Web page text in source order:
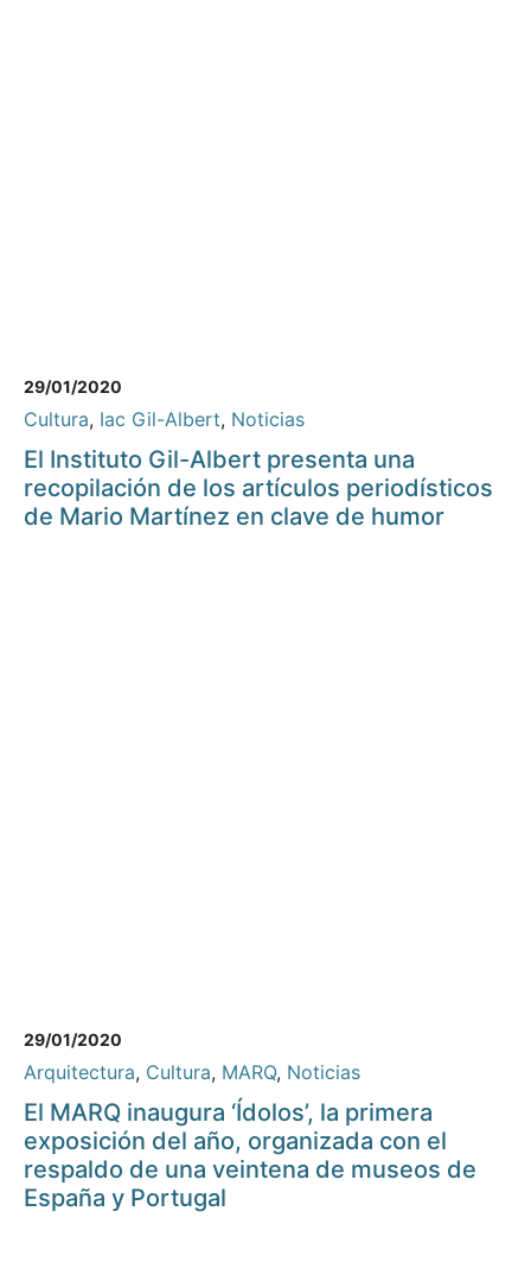
29/01/2020
Cultura, Iac Gil-Albert, Noticias
El Instituto Gil-Albert presenta una
recopilación de los artículos periodísticos
de Mario Martínez en clave de humor
29/01/2020
Arquitectura, Cultura, MARQ, Noticias
El MARQ inaugura ‘Ídolos’, la primera
exposición del año, organizada con el
respaldo de una veintena de museos de
España y Portugal